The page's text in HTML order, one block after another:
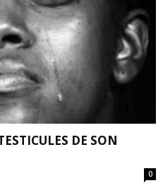
DE SON
0